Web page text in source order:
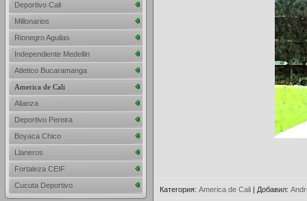
Категория: America de Cali | Добавил:
Deportivo Cali
Millonarios
Rionegro Aguilas
Independiente Medellin
Atletico Bucaramanga
America de Cali
Alianza
Deportivo Pereira
Boyaca Chico
Llaneros
Fortaleza CEIF
Cucuta Deportivo